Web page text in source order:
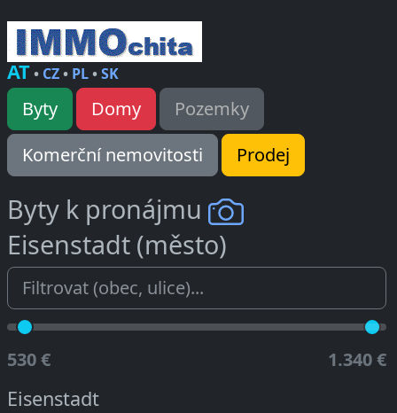
AT• CZ• PL•SK
Byty Domy
Pozemky
Komerční nemovitosti
Prodej
Byty k pronájmu
Eisenstadt (město)
530 € 1.340 €
Eisenstadt